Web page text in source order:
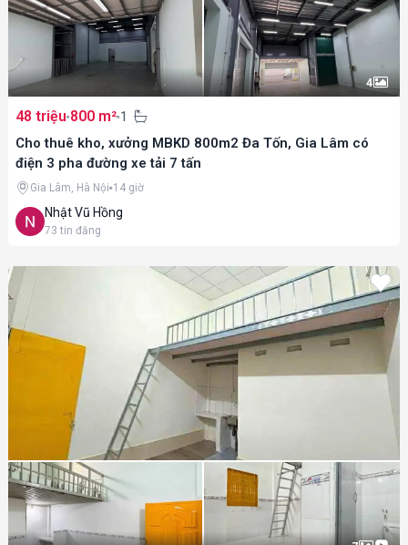
4
48 triệu 800 m² 1
Cho thuê kho, xưởng MBKD 800m2 Đa Tốn, Gia Lâm có
điện 3 pha đường xe tải 7 tấn
Nhật Vũ Hồng
73 tin đăng
Gia Lâm, Hà Nội 14 giờ